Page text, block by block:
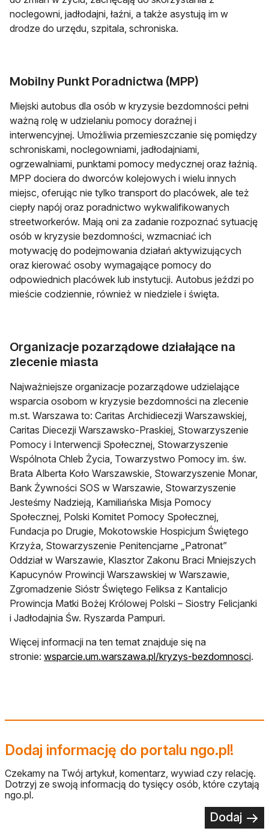
noclegowni, jadłodajni, łaźni, a także asystują im w
drodze do urzędu, szpitala, schroniska.
Mobilny Punkt Poradnictwa (MPP)
Miejski autobus dla osób w kryzysie bezdomności pełni
ważną rolę w udzielaniu pomocy doraźnej i
interwencyjnej. Umożliwia przemieszczanie się pomiędzy
schroniskami, noclegowniami, jadłodajniami,
ogrzewalniami, punktami pomocy medycznej oraz łaźnią.
MPP dociera do dworców kolejowych i wielu innych
miejsc, oferując nie tylko transport do placówek, ale też
ciepły napój oraz poradnictwo wykwalifikowanych
streetworkerów. Mają oni za zadanie rozpoznać sytuację
osób w kryzysie bezdomności, wzmacniać ich
motywację do podejmowania działań aktywizujących
oraz kierować osoby wymagające pomocy do
odpowiednich placówek lub instytucji. Autobus jeździ po
mieście codziennie, również w niedziele i święta.
Organizacje pozarządowe działające na
zlecenie miasta
Najważniejsze organizacje pozarządowe udzielające
wsparcia osobom w kryzysie bezdomności na zlecenie
m.st. Warszawa to: Caritas Archidiecezji Warszawskiej,
Caritas Diecezji Warszawsko-Praskiej, Stowarzyszenie
Pomocy i Interwencji Społecznej, Stowarzyszenie
Wspólnota Chleb Życia, Towarzystwo Pomocy im. św.
Brata Alberta Koło Warszawskie, Stowarzyszenie Monar,
Bank Żywności SOS w Warszawie, Stowarzyszenie
Jesteśmy Nadzieją, Kamiliańska Misja Pomocy
Społecznej, Polski Komitet Pomocy Społecznej,
Fundacja po Drugie, Mokotowskie Hospicjum Świętego
Krzyża, Stowarzyszenie Penitencjarne „Patronat”
Oddział w Warszawie, Klasztor Zakonu Braci Mniejszych
Kapucynów Prowincji Warszawskiej w Warszawie,
Zgromadzenie Sióstr Świętego Feliksa z Kantalicjo
Prowincja Matki Bożej Królowej Polski – Siostry Felicjanki
i Jadłodajnia Św. Ryszarda Pampuri.
Więcej informacji na ten temat znajduje się na
stronie: wsparcie.um.warszawa.pl/kryzys-bezdomnosci.
Dodaj informację do portalu ngo.pl!
Czekamy na Twój artykuł, komentarz, wywiad czy relację.
Dotrzyj ze swoją informacją do tysięcy osób, które czytają
ngo.pl.
Dodaj